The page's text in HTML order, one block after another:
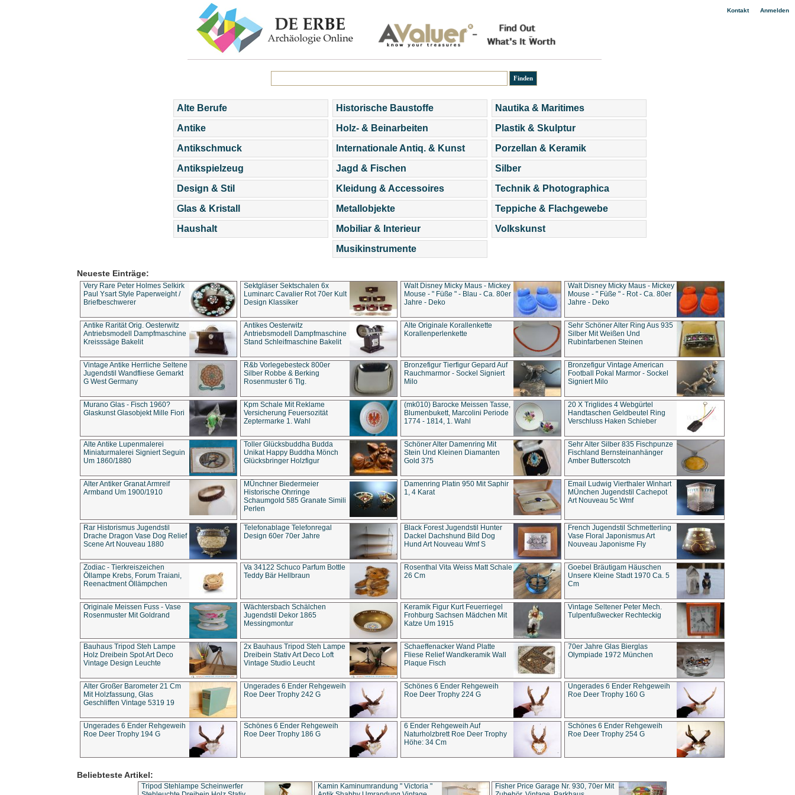
Kontakt| Anmelden
Alte Berufe
Antike
Antikschmuck
Antikspielzeug
Design & Stil
Glas & Kristall
Haushalt
Historische Baustoffe
Holz- & Beinarbeiten
Internationale Antiq. & Kunst
Jagd & Fischen
Kleidung & Accessoires
Metallobjekte
Mobiliar & Interieur
Musikinstrumente
Nautika & Maritimes
Plastik & Skulptur
Porzellan & Keramik
Silber
Technik & Photographica
Teppiche & Flachgewebe
Volkskunst
Neueste Einträge:
Very Rare Peter Holmes Selkirk
Paul Ysart Style Paperweight /
Briefbeschwerer
Sektgläser Sektschalen 6x
Luminarc Cavalier Rot 70er Kult
Design Klassiker
Walt Disney Micky Maus - Mickey
Mouse - " Füße " - Blau - Ca. 80er
Jahre - Deko
Walt Disney Micky Maus - Mickey
Mouse - " Füße " - Rot - Ca. 80er
Jahre - Deko
Antike Rarität Orig. Oesterwitz
Antriebsmodell Dampfmaschine
Kreisssäge Bakelit
Antikes Oesterwitz
Antriebsmodell Dampfmaschine
Stand Schleifmaschine Bakelit
Alte Originale Korallenkette
Korallenperlenkette
Sehr Schöner Alter Ring Aus 935
Silber Mit Weißen Und
Rubinfarbenen Steinen
Vintage Antike Herrliche Seltene
Jugendstil Wandfliese Gemarkt
G West Germany
R&b Vorlegebesteck 800er
Silber Robbe & Berking
Rosenmuster 6 Tlg.
Bronzefigur Tierfigur Gepard Auf
Rauchmarmor - Sockel Signiert
Milo
Bronzefigur Vintage American
Football Pokal Marmor - Sockel
Signiert Milo
Murano Glas - Fisch 1960?
Glaskunst Glasobjekt Mille Fiori
Kpm Schale Mit Reklame
Versicherung Feuersozität
Zeptermarke 1. Wahl
(mk010) Barocke Meissen Tasse,
Blumenbukett, Marcolini Periode
1774 - 1814, 1. Wahl
20 X Triglides 4 Webgürtel
Handtaschen Geldbeutel Ring
Verschluss Haken Schieber
Alte Antike Lupenmalerei
Miniaturmalerei Signiert Seguin
Um 1860/1880
Toller Glücksbuddha Budda
Unikat Happy Buddha Mönch
Glücksbringer Holzfigur
Schöner Alter Damenring Mit
Stein Und Kleinen Diamanten
Gold 375
Sehr Alter Silber 835 Fischpunze
Fischland Bernsteinanhänger
Amber Butterscotch
Alter Antiker Granat Armreif
Armband Um 1900/1910
MÜnchner Biedermeier
Historische Ohrringe
Schaumgold 585 Granate Simili
Perlen
Damenring Platin 950 Mit Saphir
1, 4 Karat
Email Ludwig Vierthaler Winhart
MÜnchen Jugendstil Cachepot
Art Nouveau 5c Wmf
Rar Historismus Jugendstil
Drache Dragon Vase Dog Relief
Scene Art Nouveau 1880
Telefonablage Telefonregal
Design 60er 70er Jahre
Black Forest Jugendstil Hunter
Dackel Dachshund Bild Dog
Hund Art Nouveau Wmf S
French Jugendstil Schmetterling
Vase Floral Japonismus Art
Nouveau Japonisme Fly
Zodiac - Tierkreiszeichen
Öllampe Krebs, Forum Traiani,
Reenactment Öllämpchen
Va 34122 Schuco Parfum Bottle
Teddy Bär Hellbraun
Rosenthal Vita Weiss Matt Schale
26 Cm
Goebel Bräutigam Häuschen
Unsere Kleine Stadt 1970 Ca. 5
Cm
Originale Meissen Fuss - Vase
Rosenmuster Mit Goldrand
Wächtersbach Schälchen
Jugendstil Dekor 1865
Messingmontur
Keramik Figur Kurt Feuerriegel
Frohburg Sachsen Mädchen Mit
Katze Um 1915
Vintage Seltener Peter Mech.
Tulpenfußwecker Rechteckig
Bauhaus Tripod Steh Lampe
Holz Dreibein Spot Art Deco
Vintage Design Leuchte
2x Bauhaus Tripod Steh Lampe
Dreibein Stativ Art Deco Loft
Vintage Studio Leucht
Schaeffenacker Wand Platte
Fliese Relief Wandkeramik Wall
Plaque Fisch
70er Jahre Glas Bierglas
Olympiade 1972 München
Alter Großer Barometer 21 Cm
Mit Holzfassung, Glas
Geschliffen Vintage 5319 19
Ungerades 6 Ender Rehgeweih
Roe Deer Trophy 242 G
Schönes 6 Ender Rehgeweih
Roe Deer Trophy 224 G
Ungerades 6 Ender Rehgeweih
Roe Deer Trophy 160 G
Ungerades 6 Ender Rehgeweih
Roe Deer Trophy 194 G
Schönes 6 Ender Rehgeweih
Roe Deer Trophy 186 G
6 Ender Rehgeweih Auf
Naturholzbrett Roe Deer Trophy
Höhe: 34 Cm
Schönes 6 Ender Rehgeweih
Roe Deer Trophy 254 G
Beliebteste Artikel:
Tripod Stehlampe Scheinwerfer
Kamin Kaminumrandung " Victoria "
Fisher Price Garage Nr. 930, 70er Mit